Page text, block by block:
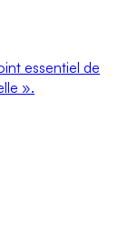
essentiel de
».